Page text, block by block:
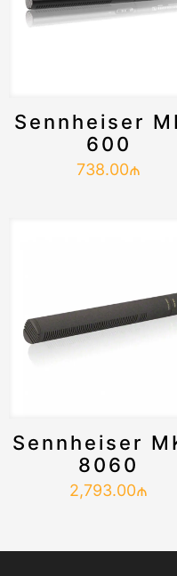
Sennheiser
600
738.00₼
Sennheiser
8060
2,793.00₼